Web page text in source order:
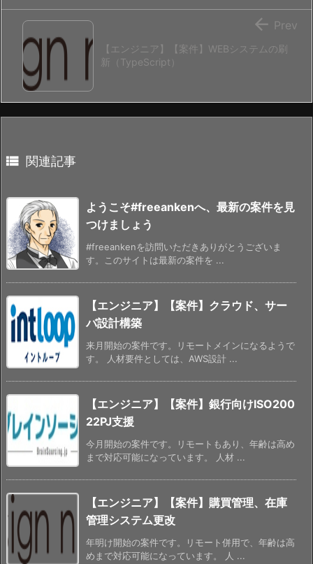
【エンジニア】【案件】WEBシステムの刷
新（TypeScript）
 Prev
 関連記事
ようこそ#freeankenへ、最新の案件を見
つけましょう
#freeankenを訪問いただきありがとうございま
す。このサイトは最新の案件を ...
【エンジニア】【案件】クラウド、サー
バ設計構築
来月開始の案件です。リモートメインになるようで
す。 人材要件としては、AWS設計 ...
【エンジニア】【案件】銀行向けISO200
22PJ支援
今月開始の案件です。リモートもあり、年齢は高め
まで対応可能になっています。 人材 ...
【エンジニア】【案件】購買管理、在庫
管理システム更改
年明け開始の案件です。リモート併用で、年齢は高
めまで対応可能になっています。 人 ...